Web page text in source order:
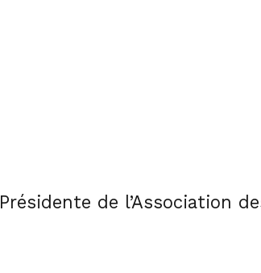
Présidente de l’Association